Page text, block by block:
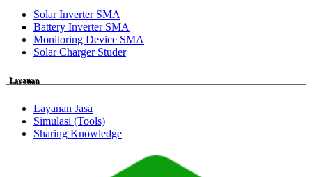
Solar Inverter SMA
Battery Inverter SMA
Monitoring Device SMA
Solar Charger Studer
Layanan
Layanan Jasa
Simulasi (Tools)
Sharing Knowledge